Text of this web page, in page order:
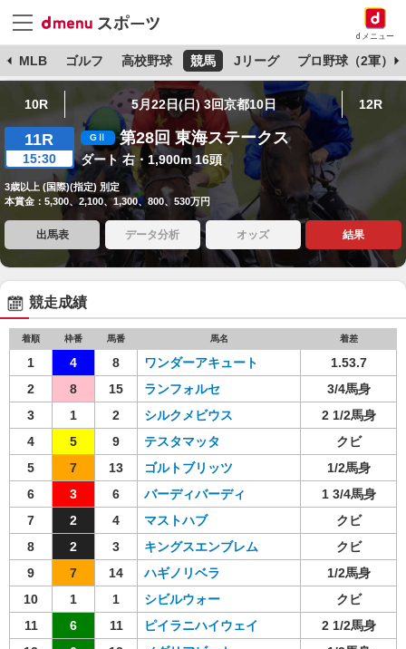
dメニュー
MLB ゴルフ 高校野球 競馬 Jリーグ プロ野球（2軍）
10R 5月22日(日) 3回京都10日 12R
11R
15:30
第28回 東海ステークス
ダート 右・1,900m 16頭
3歳以上 (国際)(指定) 別定
本賞金：5,300、2,100、1,300、800、530万円
出馬表 データ分析 オッズ 結果
競走成績
着順 枠番 馬番 馬名 着差
1 4 8 ワンダーアキュート
1.53.7
2
8 15 ランフォルセ
3/4馬身
3
1 2 シルクメビウス
2 1/2馬身
4
5 9 テスタマッタ
クビ
5
7 13 ゴルトブリッツ
1/2馬身
6
3 6 バーディバーディ
1 3/4馬身
7
2 4 マストハブ
クビ
8
2 3 キングスエンブレム
クビ
9
7 14 ハギノリベラ
1/2馬身
10
1 1 シビルウォー
クビ
11
6 11 ピイラニハイウェイ
2 1/2馬身